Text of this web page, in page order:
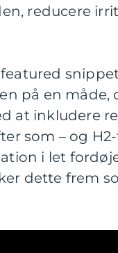
reducere
på en måde,
at inkludere
som – og
i let
dette frem